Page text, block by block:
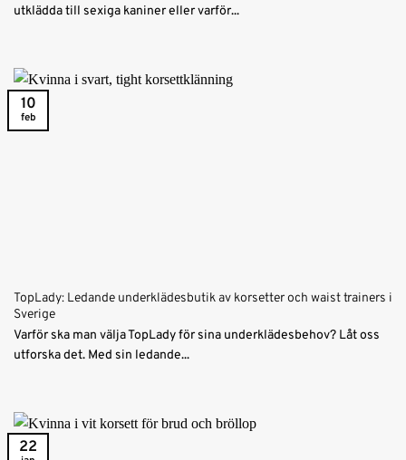
utklädda till sexiga kaniner eller varför...
TopLady: Ledande underklädesbutik av korsetter och waist trainers i
Sverige
Varför ska man välja TopLady för sina underklädesbehov? Låt oss
utforska det. Med sin ledande...
10
feb
22